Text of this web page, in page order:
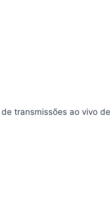
transmissões ao vivo